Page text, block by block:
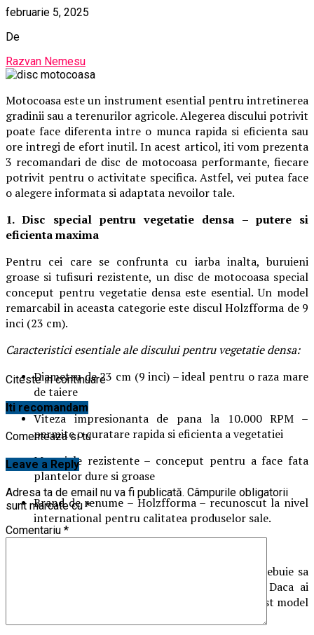
februarie 5, 2025
De
Razvan Nemesu
Motocoasa este un instrument esential pentru intretinerea
gradinii sau a terenurilor agricole. Alegerea discului potrivit
poate face diferenta intre o munca rapida si eficienta sau
ore intregi de efort inutil. In acest articol, iti vom prezenta
3 recomandari de disc de motocoasa performante, fiecare
potrivit pentru o activitate specifica. Astfel, vei putea face
o alegere informata si adaptata nevoilor tale.
1. Disc special pentru vegetatie densa – putere si
eficienta maxima
Pentru cei care se confrunta cu iarba inalta, buruieni
groase si tufisuri rezistente, un disc de motocoasa special
conceput pentru vegetatie densa este esential. Un model
remarcabil in aceasta categorie este discul Holzfforma de 9
inci (23 cm).
Caracteristici esentiale ale discului pentru vegetatie densa:
Diametru de 23 cm (9 inci) – ideal pentru o raza mare
de taiere
Viteza impresionanta de pana la 10.000 RPM –
permite o curatare rapida si eficienta a vegetatiei
Materiale rezistente – conceput pentru a face fata
plantelor dure si groase
Brand de renume – Holzfforma – recunoscut la nivel
international pentru calitatea produselor sale.
Acest disc este solutia perfecta pentru cei care trebuie sa
curete rapid suprafete mari cu vegetatie deasa. Daca ai
terenuri neingrijite sau zone cu iarba salbatica, acest model
Citeste in continuare
Iti recomandam
Comenteaza si tu
Leave a Reply
Adresa ta de email nu va fi publicată. Câmpurile obligatorii
sunt marcate cu*
Comentariu *